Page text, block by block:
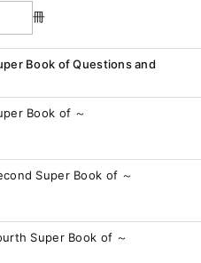
冊
Book of Questions and
Book of ～
Super Book of ～
Super Book of ～